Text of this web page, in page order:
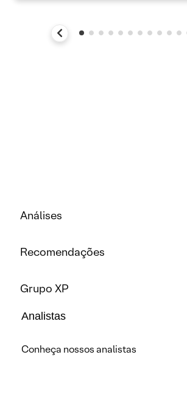
Análises
Recomendações
Grupo XP
Analistas
Conheça nossos analistas